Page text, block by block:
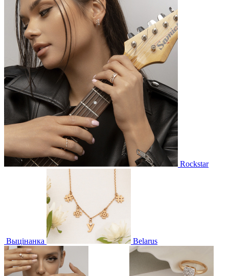
Rockstar
Выцінанка Belarus